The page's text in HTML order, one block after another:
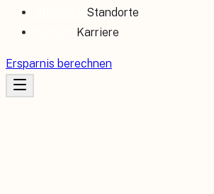
Standorte
Karriere
Ersparnis berechnen